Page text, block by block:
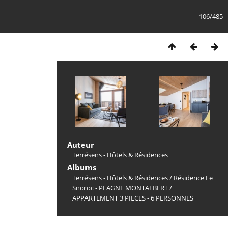
106/485
Auteur
Terrésens - Hôtels & Résidences
Albums
Terrésens - Hôtels & Résidences/ Résidence Le
Snoroc - PLAGNE MONTALBERT/
APPARTEMENT 3 PIECES - 6 PERSONNES